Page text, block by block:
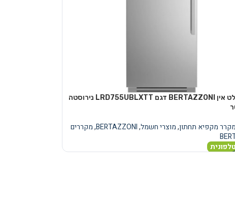
מקרר בילט אין BERTAZZONI דגם LRD755UBLXTT נירוסטה
מקרר מקפיא תחתון,מוצרי חשמל,
BERTAZZONI
,מקררים